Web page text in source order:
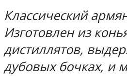
Классический
Изготовлен из
дистиллятов,
дубовых бочках, и